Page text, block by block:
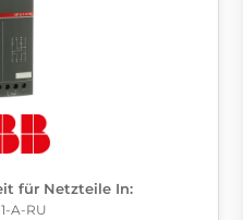
für Netzteile In:
A-RU